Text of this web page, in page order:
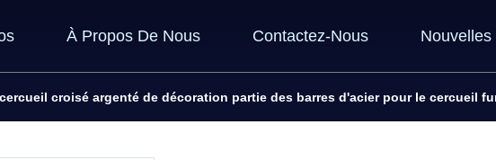
À Propos De Nous Contactez-Nous Nouvelles
croisé argenté de décoration partie des barres d'acier pour le cercueil